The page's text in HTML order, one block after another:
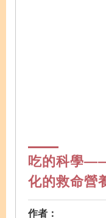
吃的科學
化的救命營
作者：